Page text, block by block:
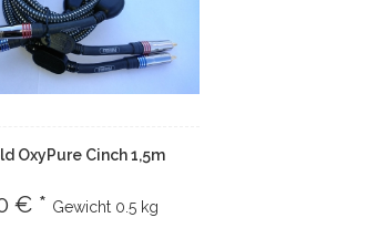
OxyPure Cinch 1,5m
€ * Gewicht 0.5 kg